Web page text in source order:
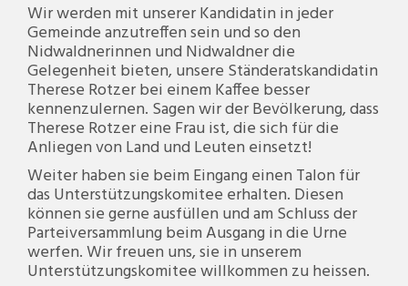
Wir werden mit unserer Kandidatin in jeder
Gemeinde anzutreffen sein und so den
Nidwaldnerinnen und Nidwaldner die
Gelegenheit bieten, unsere Ständeratskandidatin
Therese Rotzer bei einem Kaffee besser
kennenzulernen. Sagen wir der Bevölkerung, dass
Therese Rotzer eine Frau ist, die sich für die
Anliegen von Land und Leuten einsetzt!
Weiter haben sie beim Eingang einen Talon für
das Unterstützungskomitee erhalten. Diesen
können sie gerne ausfüllen und am Schluss der
Parteiversammlung beim Ausgang in die Urne
werfen. Wir freuen uns, sie in unserem
Unterstützungskomitee willkommen zu heissen.